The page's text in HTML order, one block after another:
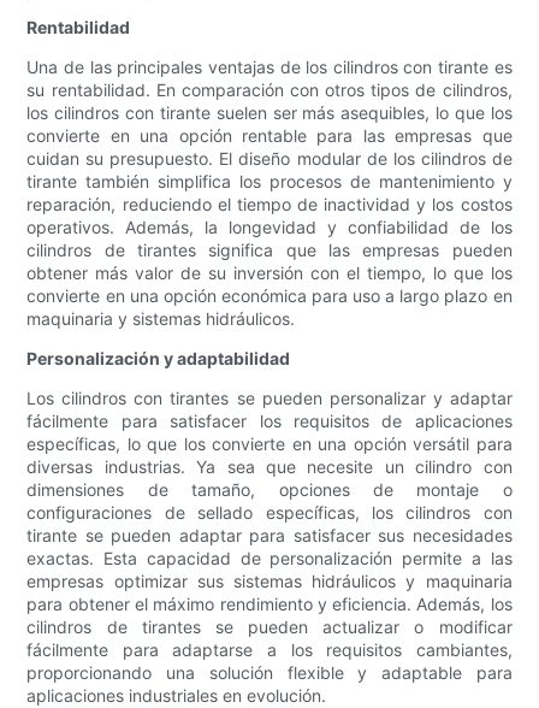
Rentabilidad
Una de las principales ventajas de los cilindros con tirante es
su rentabilidad. En comparación con otros tipos de cilindros,
los cilindros con tirante suelen ser más asequibles, lo que los
convierte en una opción rentable para las empresas que
cuidan su presupuesto. El diseño modular de los cilindros de
tirante también simplifica los procesos de mantenimiento y
reparación, reduciendo el tiempo de inactividad y los costos
operativos. Además, la longevidad y confiabilidad de los
cilindros de tirantes significa que las empresas pueden
obtener más valor de su inversión con el tiempo, lo que los
convierte en una opción económica para uso a largo plazo en
maquinaria y sistemas hidráulicos.
Personalización y adaptabilidad
Los cilindros con tirantes se pueden personalizar y adaptar
fácilmente para satisfacer los requisitos de aplicaciones
específicas, lo que los convierte en una opción versátil para
diversas industrias. Ya sea que necesite un cilindro con
dimensiones de tamaño, opciones de montaje o
configuraciones de sellado específicas, los cilindros con
tirante se pueden adaptar para satisfacer sus necesidades
exactas. Esta capacidad de personalización permite a las
empresas optimizar sus sistemas hidráulicos y maquinaria
para obtener el máximo rendimiento y eficiencia. Además, los
cilindros de tirantes se pueden actualizar o modificar
fácilmente para adaptarse a los requisitos cambiantes,
proporcionando una solución flexible y adaptable para
aplicaciones industriales en evolución.